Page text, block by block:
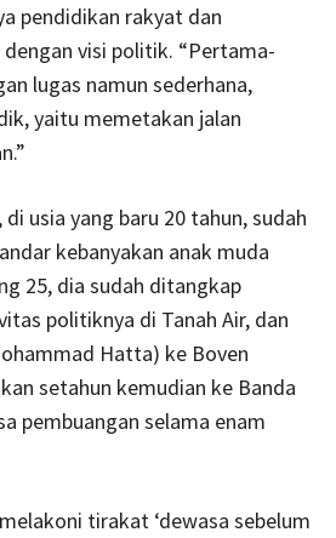
pendidikan rakyat dan
visi politik. “Pertama-
lugas namun sederhana,
yaitu memetakan jalan
usia yang baru 20 tahun, sudah
kebanyakan anak muda
25, dia sudah ditangkap
politiknya di Tanah Air, dan
Hatta) ke Boven
setahun kemudian ke Banda
pembuangan selama enam
tirakat ‘dewasa sebelum